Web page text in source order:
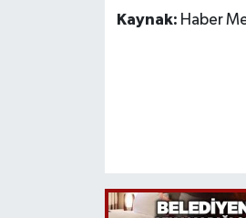
Kaynak: Haber